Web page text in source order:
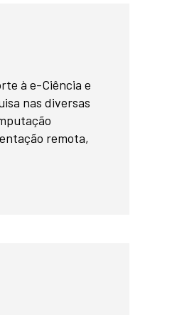
à e-Ciência e
nas diversas
remota,